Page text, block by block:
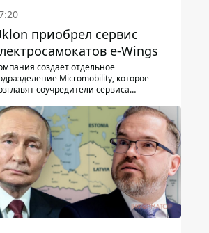
приобрел сервис
e-Wings
создает отдельное
Micromobility, которое
соучредители сервиса